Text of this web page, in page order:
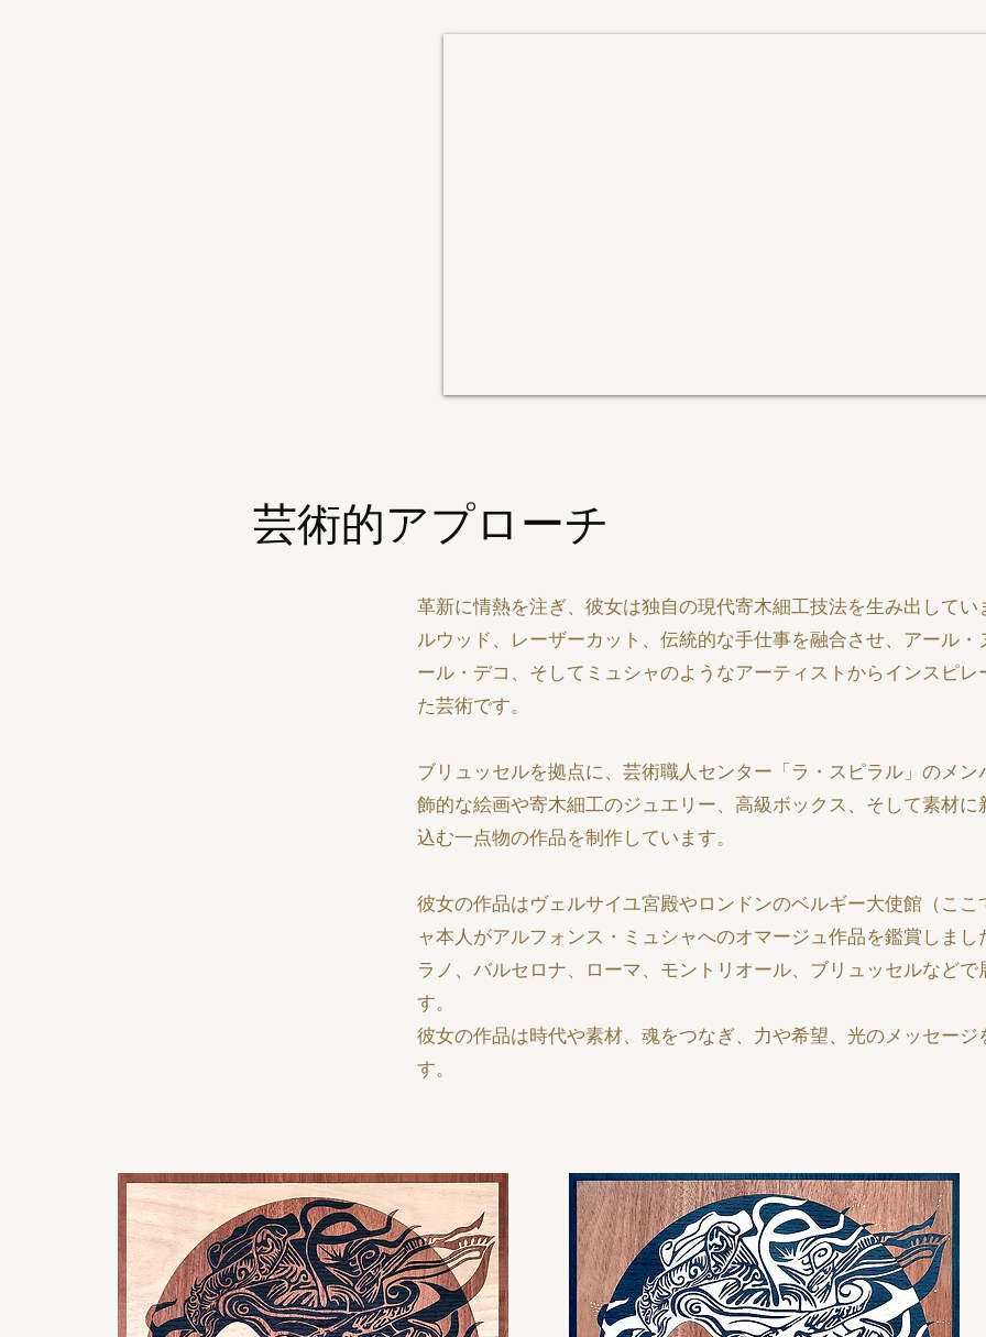
芸術的アプローチ
革新に情熱を注ぎ、彼女は独自の現代寄木細工技法を生み出してい
ルウッド、レーザーカット、伝統的な手仕事を融合させ、アール・
ール・デコ、そしてミュシャのようなアーティストからインスピレ
た芸術です。
ブリュッセルを拠点に、芸術職人センター「ラ・スピラル」のメン
飾的な絵画や寄木細工のジュエリー、高級ボックス、そして素材に
込む一点物の作品を制作しています。
彼女の作品はヴェルサイユ宮殿やロンドンのベルギー大使館（ここ
ャ本人がアルフォンス・ミュシャへのオマージュ作品を鑑賞しまし
ラノ、バルセロナ、ローマ、モントリオール、ブリュッセルなどで
す。
彼女の作品は時代や素材、魂をつなぎ、力や希望、光のメッセージ
す。